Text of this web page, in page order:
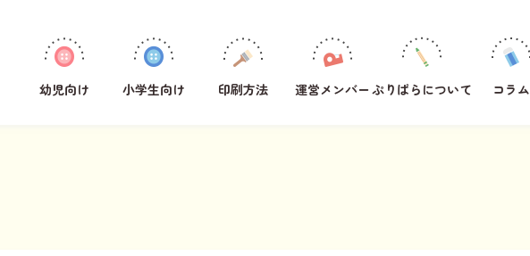
幼児向け 小学生向け 印刷方法 運営メンバー ぷりぱらについて コラム
学年
運営メンバー
コラム